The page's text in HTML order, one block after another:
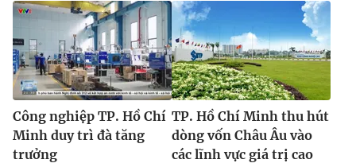
Công nghiệp TP. Hồ Chí
Minh duy trì đà tăng
trưởng
TP. Hồ Chí Minh thu hút
dòng vốn Châu Âu vào
các lĩnh vực giá trị cao